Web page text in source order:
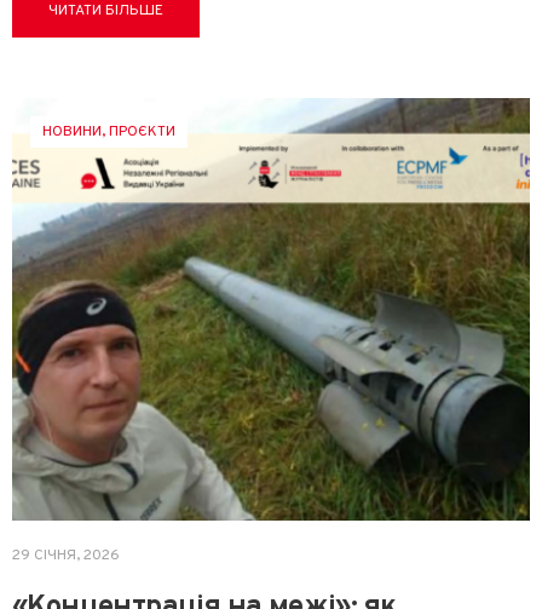
ЧИТАТИ БІЛЬШЕ
НОВИНИ,ПРОЄКТИ
29 СІЧНЯ, 2026